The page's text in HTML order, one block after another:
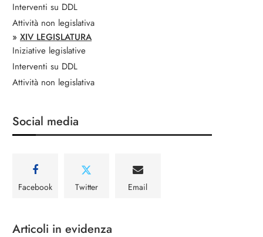
Interventi su DDL
Attività non legislativa
» XIV LEGISLATURA
Iniziative legislative
Interventi su DDL
Attività non legislativa
Social media
Facebook Twitter Email
Articoli in evidenza